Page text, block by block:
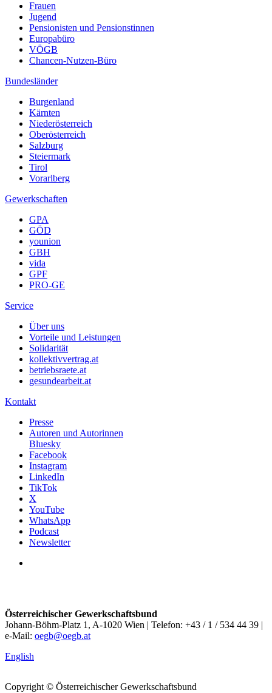
Frauen
Jugend
Pensionisten und Pensionstinnen
Europabüro
VÖGB
Chancen-Nutzen-Büro
Bundesländer
Burgenland
Kärnten
Niederösterreich
Oberösterreich
Salzburg
Steiermark
Tirol
Vorarlberg
Gewerkschaften
GPA
GÖD
younion
GBH
vida
GPF
PRO-GE
Service
Über uns
Vorteile und Leistungen
Solidarität
kollektivvertrag.at
betriebsraete.at
gesundearbeit.at
Kontakt
Presse
Autoren und Autorinnen
Bluesky
Facebook
Instagram
LinkedIn
TikTok
X
YouTube
WhatsApp
Podcast
Newsletter
Österreichischer Gewerkschaftsbund
Johann-Böhm-Platz 1, A-1020 Wien | Telefon: +43 / 1 / 534 44 39 |
e-Mail: oegb@oegb.at
English
Copyright © Österreichischer Gewerkschaftsbund